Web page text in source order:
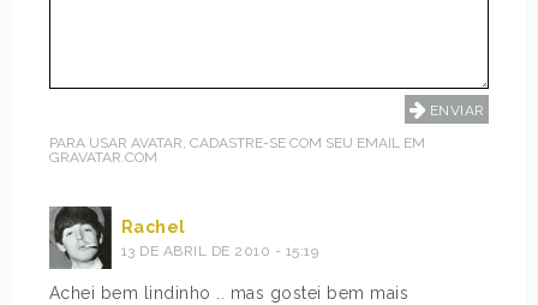
PARA USAR AVATAR, CADASTRE-SE COM SEU EMAIL EM
GRAVATAR.COM
Rachel
13 DE ABRIL DE 2010 - 15:19
Achei bem lindinho .. mas gostei bem mais